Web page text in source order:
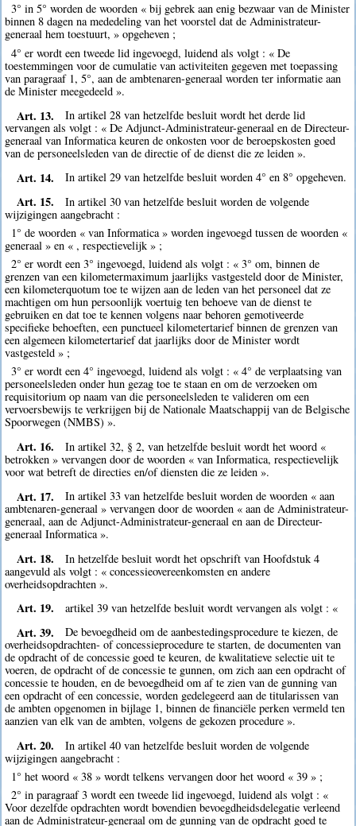
3° in 5° worden de woorden « bij gebrek aan enig bezwaar van de Minister
binnen 8 dagen na mededeling van het voorstel dat de Administrateur-
generaal hem toestuurt, » opgeheven ;
4° er wordt een tweede lid ingevoegd, luidend als volgt : « De
toestemmingen voor de cumulatie van activiteiten gegeven met toepassing
van paragraaf 1, 5°, aan de ambtenaren-generaal worden ter informatie aan
de Minister meegedeeld ».
Art. 13.
In artikel 28 van hetzelfde besluit wordt het derde lid
vervangen als volgt : « De Adjunct-Administrateur-generaal en de Directeur-
generaal van Informatica keuren de onkosten voor de beroepskosten goed
van de personeelsleden van de directie of de dienst die ze leiden ».
Art. 14. In artikel 29 van hetzelfde besluit worden 4° en 8° opgeheven.
Art. 15.
In artikel 30 van hetzelfde besluit worden de volgende
wijzigingen aangebracht :
1° de woorden « van Informatica » worden ingevoegd tussen de woorden «
generaal » en « , respectievelijk » ;
2° er wordt een 3° ingevoegd, luidend als volgt : « 3° om, binnen de
grenzen van een kilometermaximum jaarlijks vastgesteld door de Minister,
een kilometerquotum toe te wijzen aan de leden van het personeel dat ze
machtigen om hun persoonlijk voertuig ten behoeve van de dienst te
gebruiken en dat toe te kennen volgens naar behoren gemotiveerde
specifieke behoeften, een punctueel kilometertarief binnen de grenzen van
een algemeen kilometertarief dat jaarlijks door de Minister wordt
vastgesteld » ;
3° er wordt een 4° ingevoegd, luidend als volgt : « 4° de verplaatsing van
personeelsleden onder hun gezag toe te staan en om de verzoeken om
requisitorium op naam van die personeelsleden te valideren om een
vervoersbewijs te verkrijgen bij de Nationale Maatschappij van de Belgische
Spoorwegen (NMBS) ».
Art. 16.
In artikel 32, § 2, van hetzelfde besluit wordt het woord «
betrokken » vervangen door de woorden « van Informatica, respectievelijk
voor wat betreft de directies en/of diensten die ze leiden ».
Art. 17.
In artikel 33 van hetzelfde besluit worden de woorden « aan
ambtenaren-generaal » vervangen door de woorden « aan de Administrateur-
generaal, aan de Adjunct-Administrateur-generaal en aan de Directeur-
generaal Informatica ».
Art. 18.
In hetzelfde besluit wordt het opschrift van Hoofdstuk 4
aangevuld als volgt : « concessieovereenkomsten en andere
overheidsopdrachten ».
Art. 19. artikel 39 van hetzelfde besluit wordt vervangen als volgt : «
Art. 39.
De bevoegdheid om de aanbestedingsprocedure te kiezen, de
overheidsopdrachten- of concessieprocedure te starten, de documenten van
de opdracht of de concessie goed te keuren, de kwalitatieve selectie uit te
voeren, de opdracht of de concessie te gunnen, om zich aan een opdracht of
concessie te houden, en de bevoegdheid om af te zien van de gunning van
een opdracht of een concessie, worden gedelegeerd aan de titularissen van
de ambten opgenomen in bijlage 1, binnen de financiële perken vermeld ten
aanzien van elk van de ambten, volgens de gekozen procedure ».
Art. 20.
In artikel 40 van hetzelfde besluit worden de volgende
wijzigingen aangebracht :
1° het woord « 38 » wordt telkens vervangen door het woord « 39 » ;
2° in paragraaf 3 wordt een tweede lid ingevoegd, luidend als volgt : «
Voor dezelfde opdrachten wordt bovendien bevoegdheidsdelegatie verleend
aan de Administrateur-generaal om de gunning van de opdracht goed te